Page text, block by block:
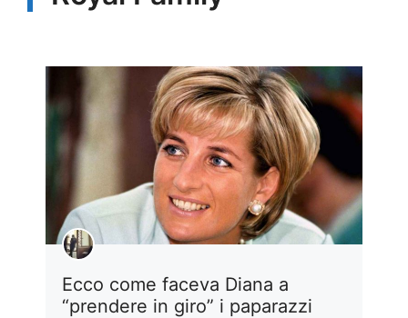
Ecco come faceva Diana a
“prendere in giro” i paparazzi